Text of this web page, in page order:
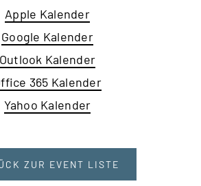
Apple Kalender
Google Kalender
Outlook Kalender
365 Kalender
Yahoo Kalender
ZUR EVENT LISTE